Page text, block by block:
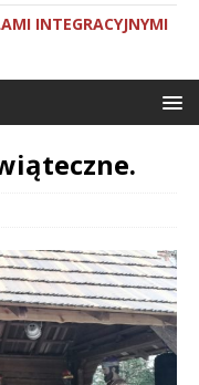
INTEGRACYJNYMI